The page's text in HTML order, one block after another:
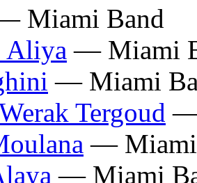
Miami Band
Aliya — Miami
— Miami
Tergoud —
— Miami
— Miami